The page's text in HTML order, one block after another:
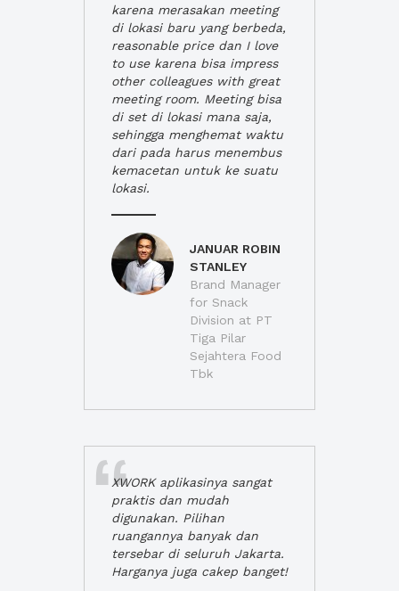
karena merasakan meeting
di lokasi baru yang berbeda,
reasonable price dan I love
to use karena bisa impress
other colleagues with great
meeting room. Meeting bisa
di set di lokasi mana saja,
sehingga menghemat waktu
dari pada harus menembus
kemacetan untuk ke suatu
lokasi.
JANUAR ROBIN
STANLEY
Brand Manager
for Snack
Division at PT
Tiga Pilar
Sejahtera Food
Tbk
XWORK aplikasinya sangat
praktis dan mudah
digunakan. Pilihan
ruangannya banyak dan
tersebar di seluruh Jakarta.
Harganya juga cakep banget!